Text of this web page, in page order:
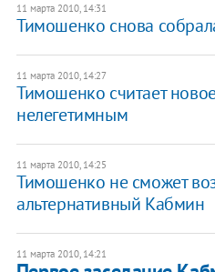
11 марта 2010, 14:31
Тимошенко снова
11 марта 2010, 14:27
Тимошенко считает
нелегетимным
11 марта 2010, 14:25
Тимошенко не сможет
альтернативный Кабмин
11 марта 2010, 14:21